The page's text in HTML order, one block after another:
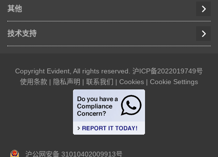
其他
技术支持
Copyright Evident, All rights reserved. 沪ICP备2022019749号
使用条款 | 隐私声明 | 联系我们 | Cookies | Cookie Settings
沪公网安备 31010402009913号